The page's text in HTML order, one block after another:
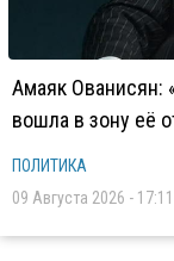
Амаяк Ованисян:
вошла в зону её
ПОЛИТИКА
09 Августа 2026 - 17:11